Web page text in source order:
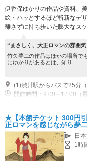
伊香保ゆかりの作品や資料、
絵・ハッとするほど斬新なデ
離さずに持ち歩いた膨大なスケ
“まさしく、大正ロマンの雰囲
竹久夢二の作品はほかの場所で
にゆかりがあるとは、知り...
(1)渋川駅からバスで25分（
開館時間：9:00～17:00（
★【本館チケット 300円
正ロマンを感じながら夢
日
1時